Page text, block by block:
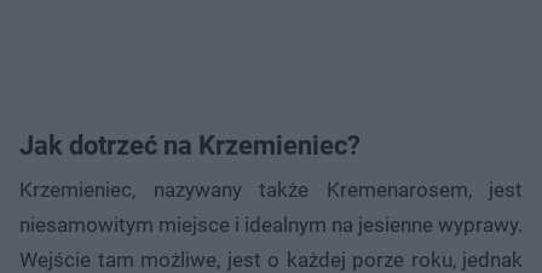
Jak dotrzeć na Krzemieniec?
Krzemieniec, nazywany także Kremenarosem, jest
niesamowitym miejsce i idealnym na jesienne wyprawy.
Wejście tam możliwe, jest o każdej porze roku, jednak